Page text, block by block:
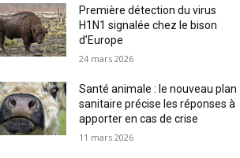
Première détection du virus
H1N1 signalée chez le bison
d’Europe
24 mars 2026
Santé animale : le nouveau plan
sanitaire précise les réponses à
apporter en cas de crise
11 mars 2026